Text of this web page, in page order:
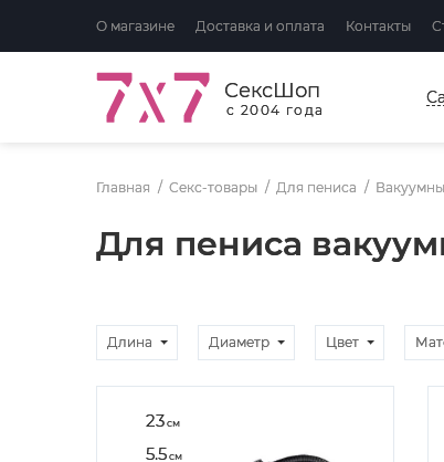
О магазине Доставка и оплата Контакты
СексШоп
с 2004 года
Главная Секс-товары Для пениса
Для пениса
Длина Диаметр Цвет
23см
5.5см